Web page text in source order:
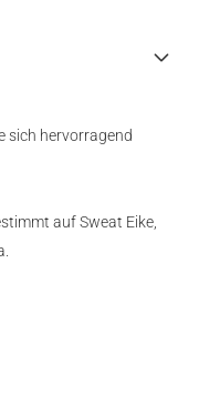
sich hervorragend
auf Sweat Eike,